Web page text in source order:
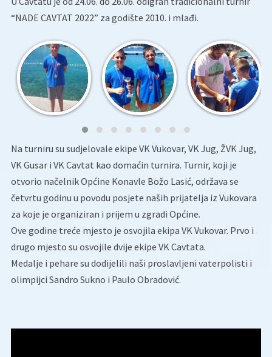
“NADE CAVTAT 2022” za godište 2010. i mlađi.
Na turniru su sudjelovale ekipe VK Vukovar, VK Jug, ŽVK Jug,
VK Gusar i VK Cavtat kao domaćin turnira. Turnir, koji je
otvorio načelnik Općine Konavle Božo Lasić, održava se
četvrtu godinu u povodu posjete naših prijatelja iz Vukovara
za koje je organiziran i prijem u zgradi Općine.
Ove godine treće mjesto je osvojila ekipa VK Vukovar. Prvo i
drugo mjesto su osvojile dvije ekipe VK Cavtata.
Medalje i pehare su dodijelili naši proslavljeni vaterpolisti i
olimpijci Sandro Sukno i Paulo Obradović.